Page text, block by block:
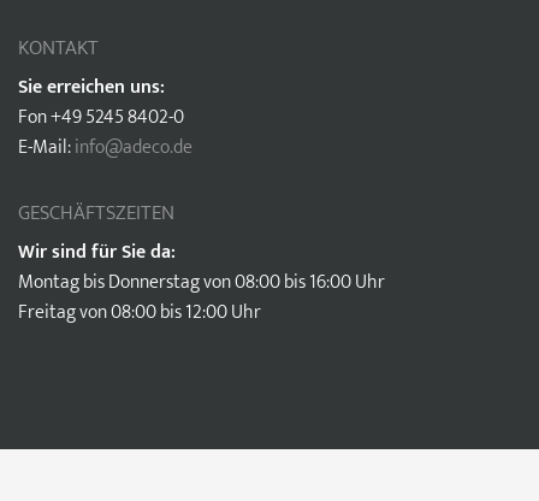
KONTAKT
Sie erreichen uns:
Fon +49 5245 8402-0
E-Mail:info@adeco.de
GESCHÄFTSZEITEN
Wir sind für Sie da:
Montag bis Donnerstag von 08:00 bis 16:00 Uhr
Freitag von 08:00 bis 12:00 Uhr